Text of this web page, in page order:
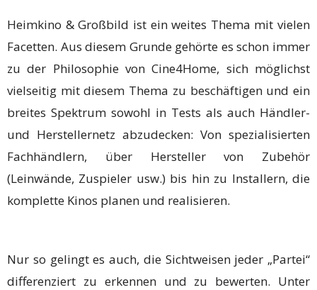
Heimkino & Großbild ist ein weites Thema mit vielen
Facetten. Aus diesem Grunde gehörte es schon immer
zu der Philosophie von Cine4Home, sich möglichst
vielseitig mit diesem Thema zu beschäftigen und ein
breites Spektrum sowohl in Tests als auch Händler-
und Herstellernetz abzudecken: Von spezialisierten
Fachhändlern, über Hersteller von Zubehör
(Leinwände, Zuspieler usw.) bis hin zu Installern, die
komplette Kinos planen und realisieren.
Nur so gelingt es auch, die Sichtweisen jeder „Partei“
differenziert zu erkennen und zu bewerten. Unter